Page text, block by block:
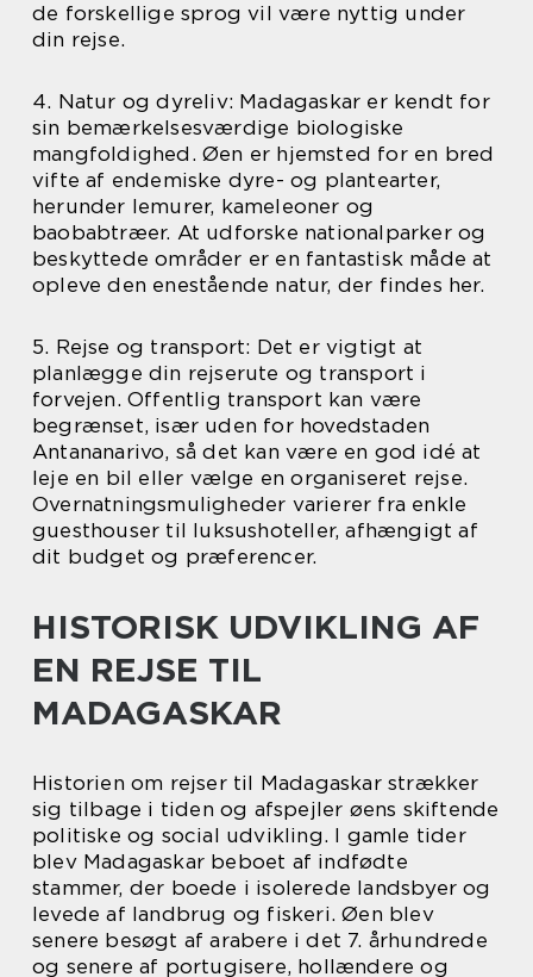
de forskellige sprog vil være nyttig under
din rejse.
4. Natur og dyreliv: Madagaskar er kendt for
sin bemærkelsesværdige biologiske
mangfoldighed. Øen er hjemsted for en bred
vifte af endemiske dyre- og plantearter,
herunder lemurer, kameleoner og
baobabtræer. At udforske nationalparker og
beskyttede områder er en fantastisk måde at
opleve den enestående natur, der findes her.
5. Rejse og transport: Det er vigtigt at
planlægge din rejserute og transport i
forvejen. Offentlig transport kan være
begrænset, især uden for hovedstaden
Antananarivo, så det kan være en god idé at
leje en bil eller vælge en organiseret rejse.
Overnatningsmuligheder varierer fra enkle
guesthouser til luksushoteller, afhængigt af
dit budget og præferencer.
HISTORISK UDVIKLING AF
EN REJSE TIL
MADAGASKAR
Historien om rejser til Madagaskar strækker
sig tilbage i tiden og afspejler øens skiftende
politiske og social udvikling. I gamle tider
blev Madagaskar beboet af indfødte
stammer, der boede i isolerede landsbyer og
levede af landbrug og fiskeri. Øen blev
senere besøgt af arabere i det 7. århundrede
og senere af portugisere, hollændere og